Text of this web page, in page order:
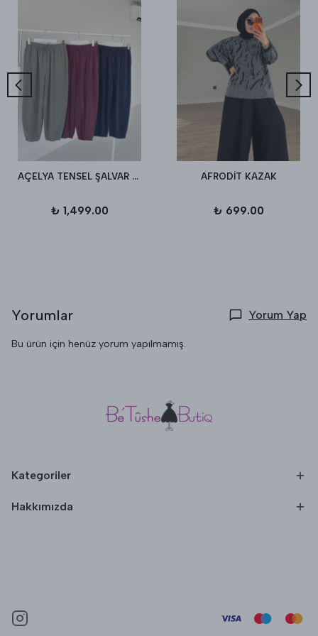
AÇELYA TENSEL ŞALVAR PANTALON
₺ 1,499.00
AFRODİT KAZAK
₺ 699.00
Yorumlar Yorum Yap
Bu ürün için henüz yorum yapılmamış.
Kategoriler
Hakkımızda